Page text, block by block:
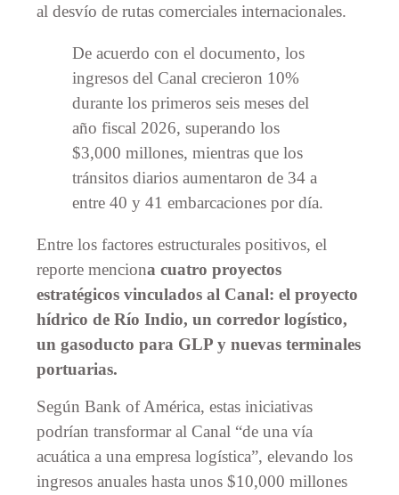
al desvío de rutas comerciales internacionales.
De acuerdo con el documento, los
ingresos del Canal crecieron 10%
durante los primeros seis meses del
año fiscal 2026, superando los
$3,000 millones, mientras que los
tránsitos diarios aumentaron de 34 a
entre 40 y 41 embarcaciones por día.
Entre los factores estructurales positivos, el
reporte menciona cuatro proyectos
estratégicos vinculados al Canal: el proyecto
hídrico de Río Indio, un corredor logístico,
un gasoducto para GLP y nuevas terminales
portuarias.
Según Bank of América, estas iniciativas
podrían transformar al Canal “de una vía
acuática a una empresa logística”, elevando los
ingresos anuales hasta unos $10,000 millones